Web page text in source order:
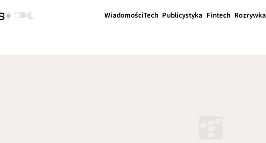
WiadomościTech Publicystyka Fintech Rozrywka